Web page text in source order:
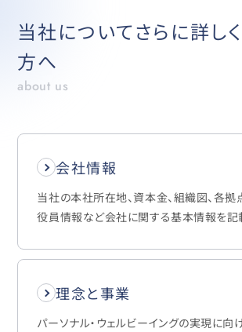
当社についてさらに詳し
方へ
about us
会社情報
当社の本社所在地、資本金、組織図、各拠
役員情報など会社に関する基本情報を記
理念と事業
パーソナル・ウェルビーイングの実現に